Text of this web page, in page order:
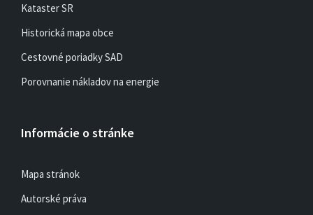
Kataster SR
Historická mapa obce
Cestovné poriadky SAD
Porovnanie nákladov na energie
Informácie o stránke
Mapa stránok
Autorské práva